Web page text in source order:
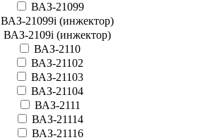
ВАЗ-21099
ВАЗ-21099i (инжектор)
ВАЗ-2109i (инжектор)
ВАЗ-2110
ВАЗ-21102
ВАЗ-21103
ВАЗ-21104
ВАЗ-2111
ВАЗ-21114
ВАЗ-21116